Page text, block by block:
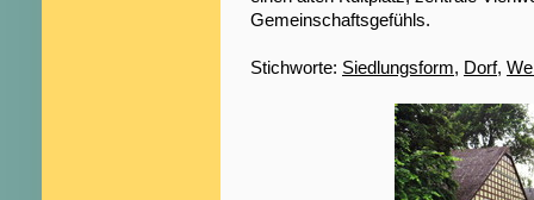
Gemeinschaftsgefühls.
Stichworte: Siedlungsform, Dorf,